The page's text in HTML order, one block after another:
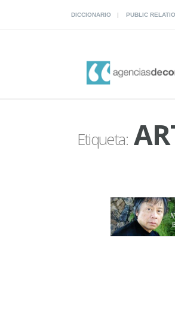
DICCIONARIO PUBLIC
Etiqueta: